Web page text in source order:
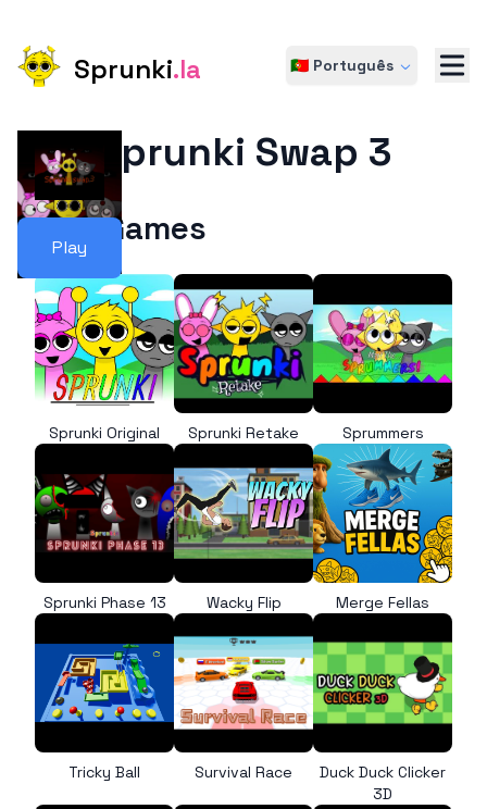
Sprunki.la 🇵🇹 Português
Play
Sprunki Swap 3
More Games
Sprunki Original Sprunki Retake Sprummers
Sprunki Phase 13 Wacky Flip Merge Fellas
Tricky Ball Survival Race
Duck Duck Clicker
3D